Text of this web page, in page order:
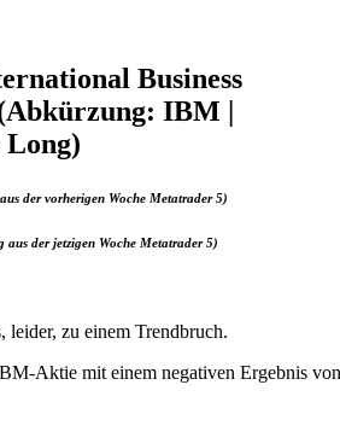
Business
IBM |
der vorherigen Woche Metatrader 5)
aus der jetzigen Woche Metatrader 5)
zu einem Trendbruch.
Aktie mit einem negativen Ergebnis von